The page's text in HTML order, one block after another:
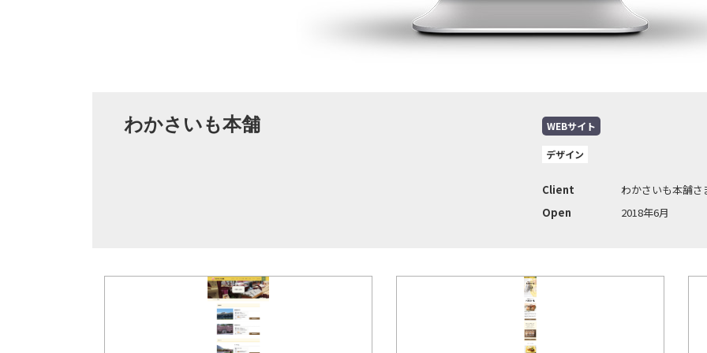
わかさいも本舗 WEBサイト
デザイン
Client
わかさいも本舗さ
Open
2018年6月